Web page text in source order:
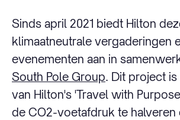
Sinds april 2021 biedt Hilton
klimaatneutrale vergaderingen
evenementen aan in
South Pole Group. Dit project
van Hilton's 'Travel with
de CO2-voetafdruk te halveren